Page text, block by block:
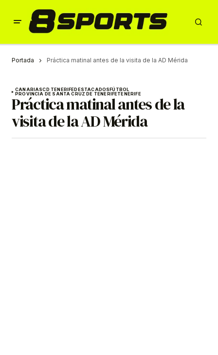
Portada Práctica matinal antes de la visita de la AD Mérida
CANARIASCD TENERIFEDESTACADOSFÚTBOL
PROVINCIA DE SANTA CRUZ DE TENERIFETENERIFE
Práctica matinal antes de la
visita de la AD Mérida